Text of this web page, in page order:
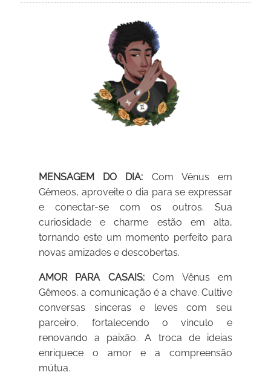
MENSAGEM DO DIA: Com Vênus em
Gêmeos, aproveite o dia para se expressar
e conectar-se com os outros. Sua
curiosidade e charme estão em alta,
tornando este um momento perfeito para
novas amizades e descobertas.
AMOR PARA CASAIS:Com Vênus em
Gêmeos, a comunicação é a chave. Cultive
conversas sinceras e leves com seu
parceiro, fortalecendo o vínculo e
renovando a paixão. A troca de ideias
enriquece o amor e a compreensão
mútua.